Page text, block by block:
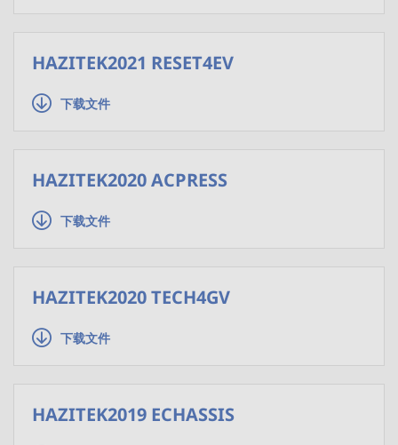
HAZITEK2021 RESET4EV
下载文件
HAZITEK2020 ACPRESS
下载文件
HAZITEK2020 TECH4GV
下载文件
HAZITEK2019 ECHASSIS